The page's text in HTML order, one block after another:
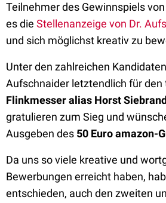
Teilnehmer des Gewinnspiels von
es die Stellenanzeige von Dr.
und sich möglichst kreativ zu
Unter den zahlreichen
Aufschnaider letztendlich für
Flinkmesser alias Horst Siebrand
gratulieren zum Sieg und
Ausgeben des 50 Euro amazon-
Da uns so viele kreative und
Bewerbungen erreicht haben,
entschieden, auch den zweiten